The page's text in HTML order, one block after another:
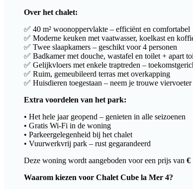
Over het chalet:
✅ 40 m² woonoppervlakte – efficiënt en comfortabel
✅ Moderne keuken met vaatwasser, koelkast en
✅ Twee slaapkamers – geschikt voor 4 personen
✅ Badkamer met douche, wastafel en toilet + apart
✅ Gelijkvloers met enkele traptreden –
✅ Ruim, gemeubileerd terras met overkapping
✅ Huisdieren toegestaan – neem je trouwe viervoeter
Extra voordelen van het park:
• Het hele jaar geopend – genieten in alle seizoenen
• Gratis Wi-Fi in de woning
• Parkeergelegenheid bij het chalet
• Vuurwerkvrij park – rust gegarandeerd
Deze woning wordt aangeboden voor een prijs van €
Waarom kiezen voor Chalet Cube la Mer 4?